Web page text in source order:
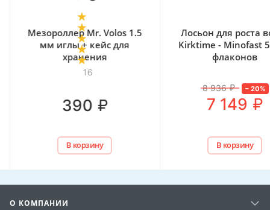
16
Мезороллер Mr. Volos 1.5
мм иглы + кейс для
хранения
390 ₽
В корзину
Лосьон для роста
Kirktime - Minofast
флаконов
8 936 ₽ – 20%
7 149 ₽
В корзину
О КОМПАНИИ